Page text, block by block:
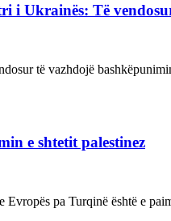
i Ukrainës: Të
të vazhdojë
e shtetit palestinez
pa Turqinë është e